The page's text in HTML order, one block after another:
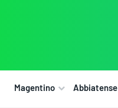
Magentino Abbiatense